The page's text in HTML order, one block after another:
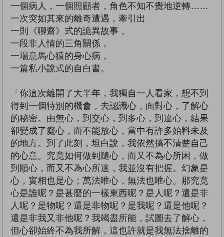
一個病人，一個照顧者，角色不知不覺地逆轉……
一次突如其來的離奇遭遇，牽引出
一則《聊齋》式的詭異故事，
一段非人情的三角關係，
一場意馬心猿的身心病，
一篇私小說式的自白書。
「你這次離開了大半年，我獨自一人看家，想不到
得到一個特別的機會，去認識心，面對心，了解心
的秘密。由無心，到交心，到多心，到違心，結果
卻變成了癡心，而不能放心，當中有許多始料未及
的地方。到了此刻，坦白說，我依然搞不清楚自己
的心意。究竟如何做到隨心，而又不為心所困，做
到順心，而又不為心所迷，我並沒有把握。幻象是
心，實相也是心；萬法唯心，無法也唯心。那究竟
心是誰呢？是甚麼的一樣東西呢？是人呢？還是非
人呢？是物呢？還是非物呢？是我呢？還是他呢？
還是非我又非他呢？我竭盡所能，試圖去了解心，
但心卻始終不為我所解，這也許就是我無法捨離的